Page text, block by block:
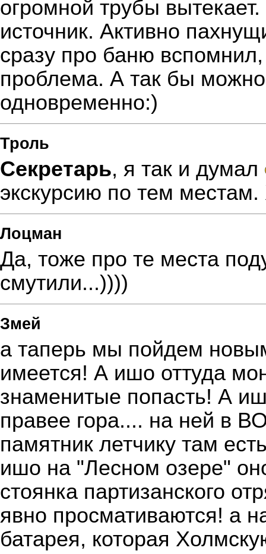
огромной трубы
источник. Активно
сразу про баню
проблема. А так бы
одновременно:)
Троль
Секретарь, я так и думал
экскурсию по тем
Лоцман
Да, тоже про те места
смутили...))))
Змей
а таперь мы пойдем
имеется! А ишо оттуда
знаменитые попасть! А
правее гора.... на ней в
памятник летчику там
ишо на "Лесном озере"
стоянка партизанского
явно просмативаются! а
батарея, которая